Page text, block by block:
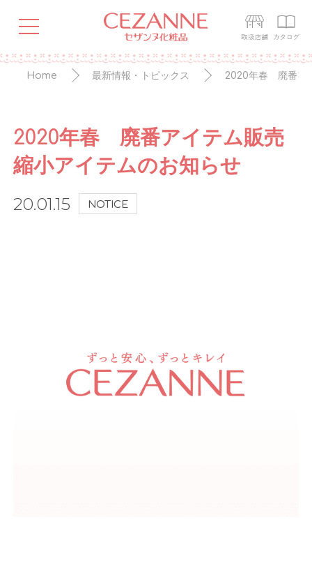
Home 最新情報・トピックス 2020年春 廃番ア
2020年春 廃番アイテム販売
縮小アイテムのお知らせ
20.01.15 NOTICE